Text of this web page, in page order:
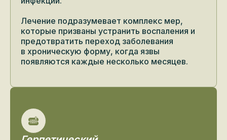
Лечение подразумевает комплекс мер,
которые призваны устранить воспаления и
предотвратить переход заболевания
в хроническую форму, когда язвы
появляются каждые несколько месяцев.